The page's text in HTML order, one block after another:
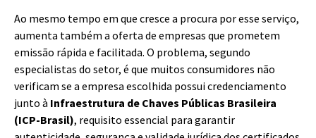
Ao mesmo tempo em que cresce a procura por esse serviço,
aumenta também a oferta de empresas que prometem
emissão rápida e facilitada. O problema, segundo
especialistas do setor, é que muitos consumidores não
verificam se a empresa escolhida possui credenciamento
junto à Infraestrutura de Chaves Públicas Brasileira
(ICP-Brasil), requisito essencial para garantir